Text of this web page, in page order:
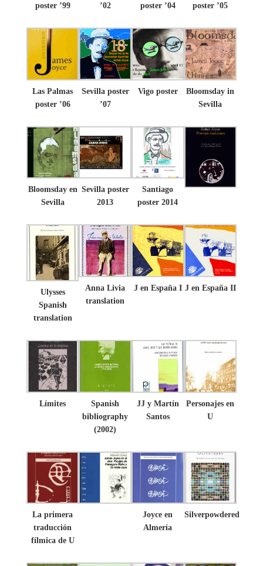
poster ’99
’02
poster ’04
poster ’05
Las Palmas
poster ’06
Sevilla poster
’07
Vigo poster
Bloomsday in
Sevilla
Bloomsday en
Sevilla
Sevilla poster
2013
Santiago
poster 2014
Ulysses
Spanish
translation
Anna Livia
translation
J en España I J en España II
Límites
Spanish
bibliography
(2002)
JJ y Martín
Santos
Personajes en
U
La primera
traducción
fílmica de U
Joyce en
Almería
Silverpowdered